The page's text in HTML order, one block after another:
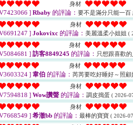
身材
]Rbaby 的評論： 要不是滿分只能一
身材
]Jokovixc 的評論： 美麗溫柔小姐姐 (
身材
]訪客8849245 的評論： 只想跟喜歡
身材
]韋伯 的評論： 芮芮要吃好睡好～照
身材
]Wow讚聲 的評論： 調皮搗蛋 ( 2026-
身材
]希澈bb 的評論： 最棒的寶寶 ( 2026-